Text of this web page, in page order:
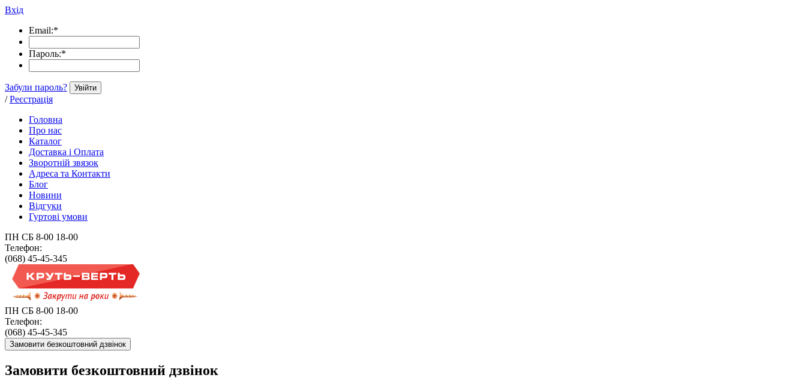
Вхід
Email:*
Пароль:*
Забули пароль? Увійти
/ Реєстрація
Головна
Про нас
Каталог
Доставка і Оплата
Зворотній звязок
Адреса та Контакти
Блог
Новини
Відгуки
Гуртові умови
ПН СБ 8-00 18-00
Телефон:
(068) 45-45-345
ПН СБ 8-00 18-00
Телефон:
(068) 45-45-345
Замовити безкоштовний дзвінок
Замовити безкоштовний дзвінок